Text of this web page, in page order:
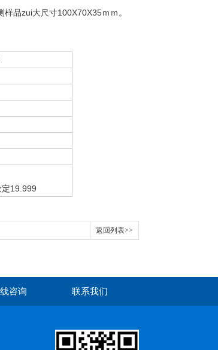
品zui大尺寸100X70X35ｍｍ。
19.999
返回列表>>
咨询 联系我们